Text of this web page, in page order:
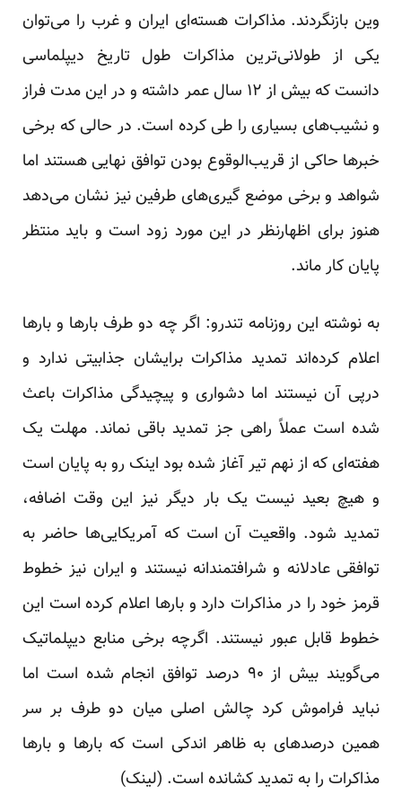
وین بازنگردند. مذاکرات هسته‌ای ایران و غرب را می‌توان
یکی از طولانی‌ترین مذاکرات طول تاریخ دیپلماسی
دانست که بیش از ۱۲ سال عمر داشته و در این مدت فراز
و نشیب‌های بسیاری را طی کرده است. در حالی که برخی
خبرها حاکی از قریب‌الوقوع بودن توافق نهایی هستند اما
شواهد و برخی موضع گیری‌های طرفین نیز نشان می‌دهد
هنوز برای اظهارنظر در این مورد زود است و باید منتظر
پایان کار ماند.
به نوشته این روزنامه تندرو: اگر چه دو طرف بارها و بارها
اعلام کرده‌اند تمدید مذاکرات برایشان جذابیتی ندارد و
درپی آن نیستند اما دشواری و پیچیدگی مذاکرات باعث
شده است عملاً راهی جز تمدید باقی نماند. مهلت یک
هفته‌ای که از نهم تیر آغاز شده بود اینک رو به پایان است
و هیچ بعید نیست یک بار دیگر نیز این وقت اضافه،
تمدید شود. واقعیت آن است که آمریکایی‌ها حاضر به
توافقی عادلانه و شرافتمندانه نیستند و ایران نیز خطوط
قرمز خود را در مذاکرات دارد و بارها اعلام کرده است این
خطوط قابل عبور نیستند. اگرچه برخی منابع دیپلماتیک
می‌گویند بیش از ۹۰ درصد توافق انجام شده است اما
نباید فراموش کرد چالش اصلی میان دو طرف بر سر
همین درصدهای به ظاهر اندکی است که بارها و بارها
مذاکرات را به تمدید کشانده است. (لینک)